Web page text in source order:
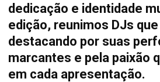
dedicação e identidade
edição, reunimos DJs
destacando por suas
marcantes e pela paixão
em cada apresentação.